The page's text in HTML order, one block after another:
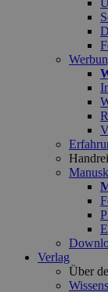
Verlag
Über